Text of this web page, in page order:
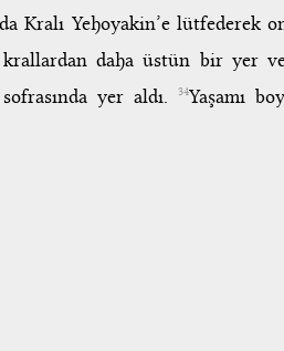
Kralı Yehoyakin’e lütfederek
daha üstün bir yer
yer aldı.
34Yaşamı